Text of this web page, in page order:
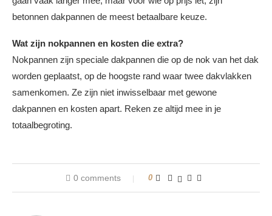
betonnen dakpannen de meest betaalbare keuze.
Wat zijn nokpannen en kosten die extra?
Nokpannen zijn speciale dakpannen die op de nok van het dak
worden geplaatst, op de hoogste rand waar twee dakvlakken
samenkomen. Ze zijn niet inwisselbaar met gewone
dakpannen en kosten apart. Reken ze altijd mee in je
totaalbegroting.
0 comments 0